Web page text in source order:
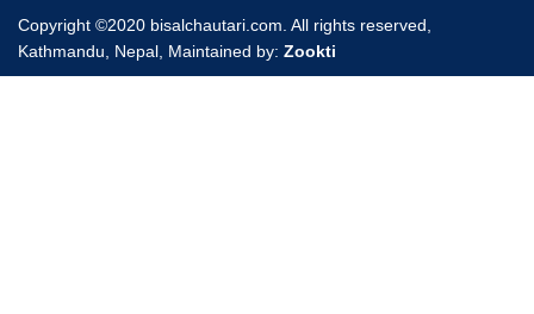
Copyright ©2020 bisalchautari.com. All rights reserved,
Kathmandu, Nepal, Maintained by: Zookti